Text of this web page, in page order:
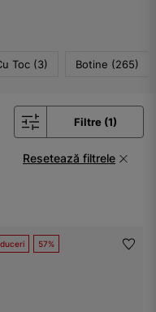
Toc (3) Botine (265)
Filtre (1)
Resetează filtrele
57%